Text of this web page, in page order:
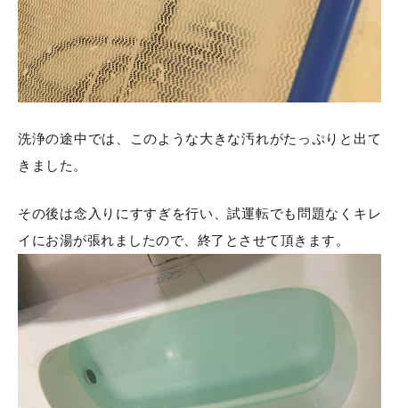
洗浄の途中では、このような大きな汚れがたっぷりと出て
きました。
その後は念入りにすすぎを行い、試運転でも問題なくキレ
イにお湯が張れましたので、終了とさせて頂きます。